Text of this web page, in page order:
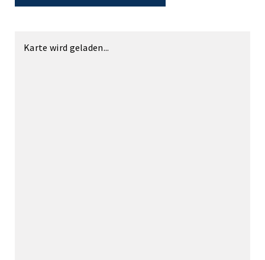
Karte wird geladen...